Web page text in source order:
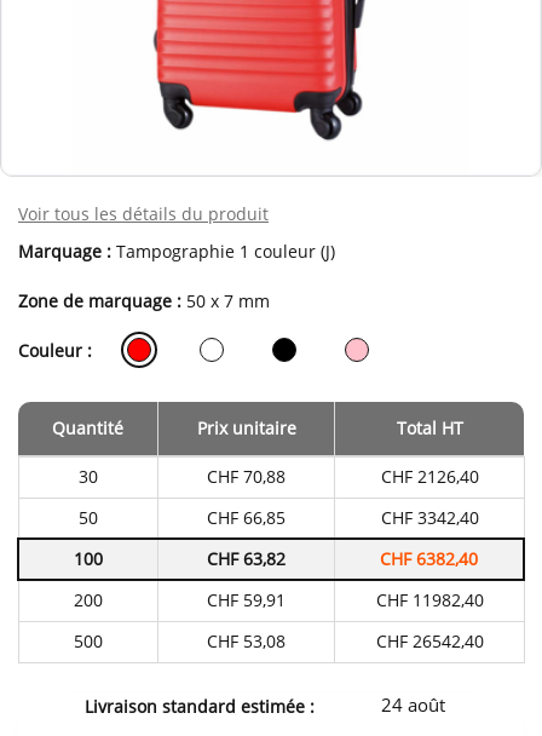
Voir tous les détails du produit
Marquage : Tampographie 1 couleur (J)
Zone de marquage : 50 x 7 mm
Couleur :
Tarifs
produit
fonction
la
quantité
commandée
Quantité Prix unitaire Total HT
30 CHF 70,88
CHF 2126,40
50
CHF 66,85
CHF 3342,40
100
CHF 63,82
CHF 6382,40
200
CHF 59,91
CHF 11982,40
500
CHF 53,08 CHF 26542,40
Livraison standard estimée : 24 août